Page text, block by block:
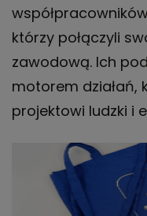
którzy połączyli
zawodową. Ich
motorem działań,
projektowi ludzki i